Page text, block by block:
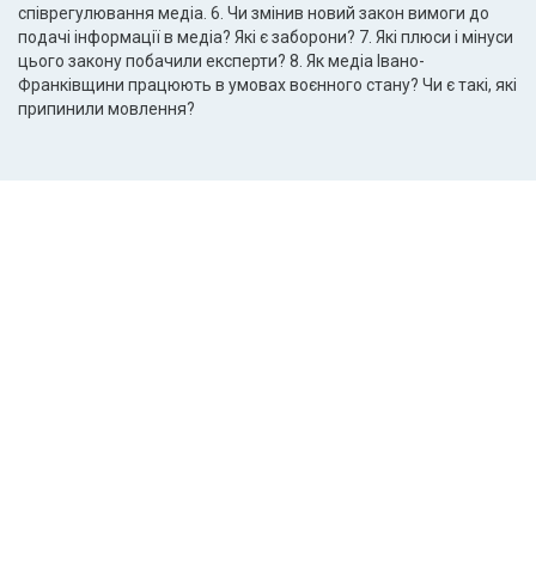
співрегулювання медіа. 6. Чи змінив новий закон вимоги до
подачі інформації в медіа? Які є заборони? 7. Які плюси і мінуси
цього закону побачили експерти? 8. Як медіа Івано-
Франківщини працюють в умовах воєнного стану? Чи є такі, які
припинили мовлення?